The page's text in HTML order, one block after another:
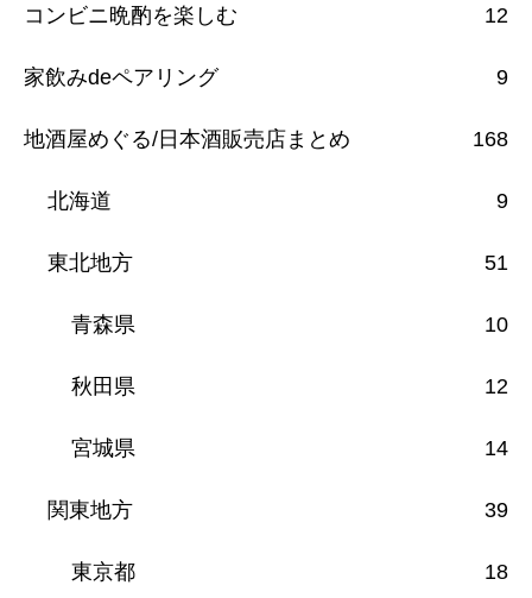
コンビニ晩酌を楽しむ 12
家飲みdeペアリング 9
地酒屋めぐる/日本酒販売店まとめ 168
北海道 9
東北地方 51
青森県 10
秋田県 12
宮城県 14
関東地方 39
東京都 18